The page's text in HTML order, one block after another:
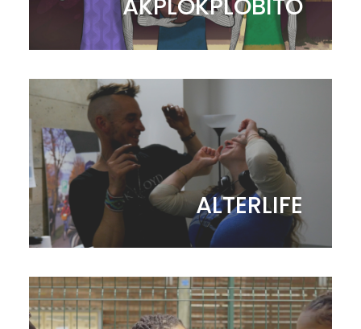
AKPLOKPLOBITO
ALTERLIFE